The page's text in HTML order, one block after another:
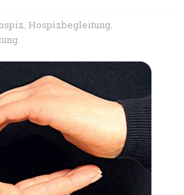
, Hospizbegleitung,